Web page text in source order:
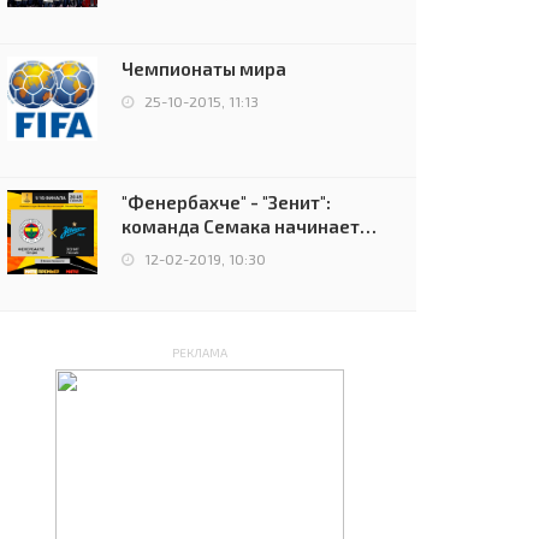
чемпионов.
Чемпионаты мира
25-10-2015, 11:13
"Фенербахче" - "Зенит":
команда Семака начинает
путь в плей-офф Лиги
12-02-2019, 10:30
РЕКЛАМА